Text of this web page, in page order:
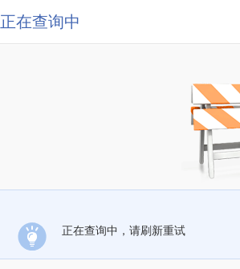
正在查询中
正在查询中，请刷新重试